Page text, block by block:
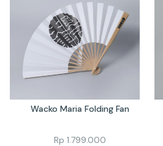
Wacko Maria Folding Fan
Rp 1.799.000